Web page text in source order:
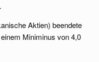
Aktien) beendete
Miniminus von 4,0